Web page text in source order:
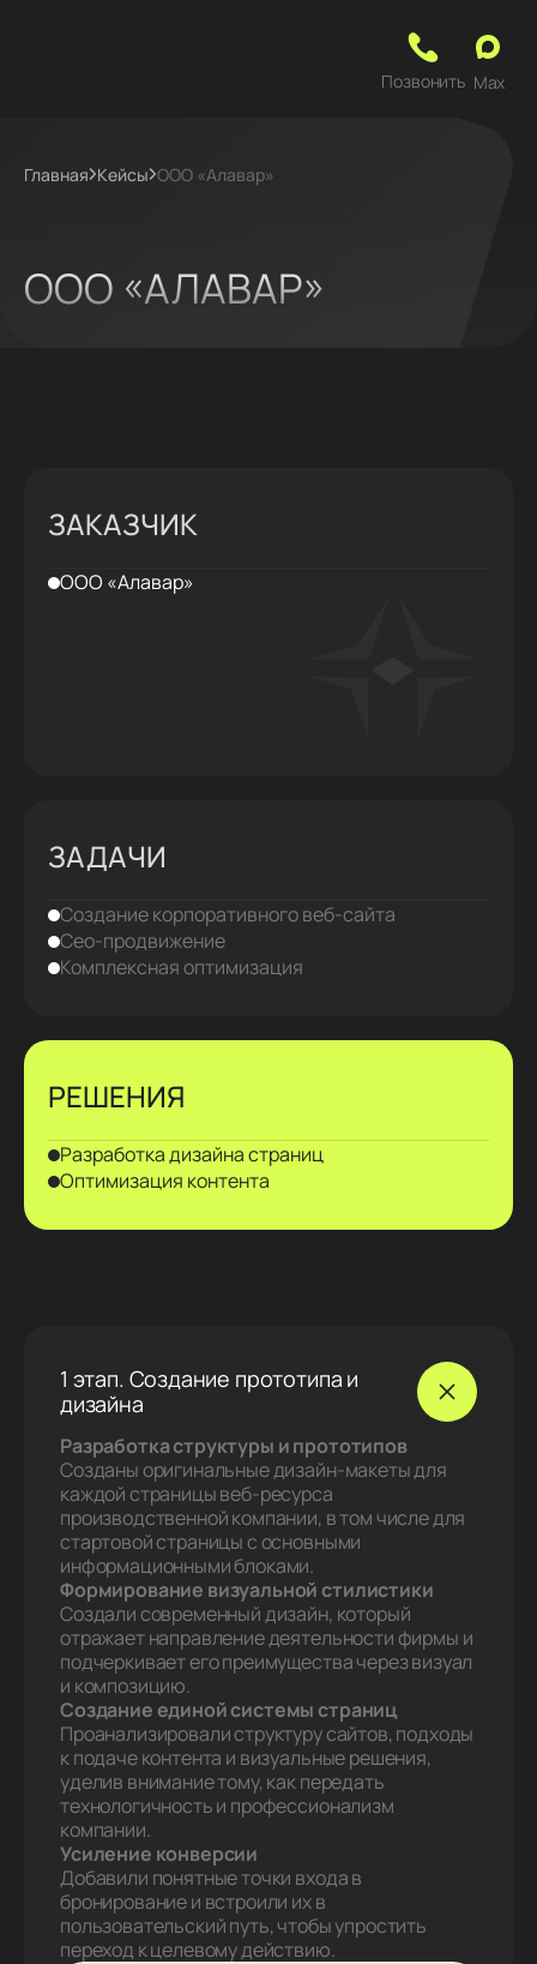
Позвонить Max
Главная Кейсы ООО «Алавар»
ООО «АЛАВАР»
ЗАКАЗЧИК
ООО «Алавар»
ЗАДАЧИ
Создание корпоративного веб‑сайта
Сео-продвижение
Комплексная оптимизация
РЕШЕНИЯ
Разработка дизайна страниц
Оптимизация контента
1 этап. Создание прототипа и
дизайна
Разработка структуры и прототипов
Созданы оригинальные дизайн‑макеты для
каждой страницы веб‑ресурса
производственной компании, в том числе для
стартовой страницы с основными
информационными блоками.
Формирование визуальной стилистики
Создали современный дизайн, который
отражает направление деятельности фирмы и
подчеркивает его преимущества через визуал
и композицию.
Создание единой системы страниц
Проанализировали структуру сайтов, подходы
к подаче контента и визуальные решения,
уделив внимание тому, как передать
технологичность и профессионализм
компании.
Усиление конверсии
Добавили понятные точки входа в
бронирование и встроили их в
пользовательский путь, чтобы упростить
переход к целевому действию.